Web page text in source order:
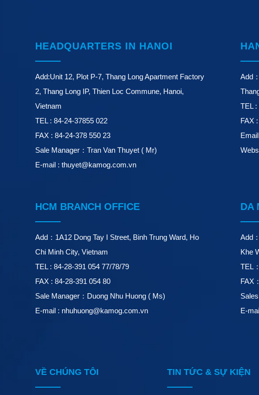
HEADQUARTERS IN HANOI
Add:Unit 12, Plot P-7, Thang Long Apartment Factory
2, Thang Long IP, Thien Loc Commune, Hanoi,
Vietnam
TEL : 84-24-37855 022
FAX : 84-24-378 550 23
Sale Manager：Tran Van Thuyet ( Mr)
E-mail : thuyet@kamog.com.vn
Add
TEL :
FAX
HCM BRANCH OFFICE
Add：1A12 Dong Tay I Street, Binh Trung Ward, Ho
Chi Minh City, Vietnam
TEL : 84-28-391 054 77/78/79
FAX : 84-28-391 054 80
Sale Manager：Duong Nhu Huong ( Ms)
E-mail : nhuhuong@kamog.com.vn
DA
Add
Khe
TEL
FAX
E-
VỀ CHÚNG TÔI TIN TỨC & SỰ KIỆN